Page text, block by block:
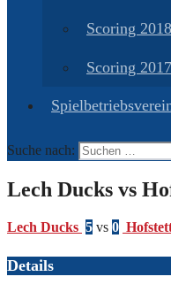
Scoring 2018
Scoring 2017
Suche nach:
Lech Ducks vs
Lech Ducks 5 vs 0
Details